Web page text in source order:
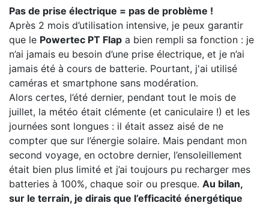
Pas de prise électrique = pas de problème !
Après 2 mois d’utilisation intensive, je peux garantir
que le Powertec PT Flap a bien rempli sa fonction : je
n’ai jamais eu besoin d’une prise électrique, et je n’ai
jamais été à cours de batterie. Pourtant, j'ai utilisé
caméras et smartphone sans modération.
Alors certes, l’été dernier, pendant tout le mois de
juillet, la météo était clémente (et caniculaire !) et les
journées sont longues : il était assez aisé de ne
compter que sur l’énergie solaire. Mais pendant mon
second voyage, en octobre dernier, l’ensoleillement
était bien plus limité et j’ai toujours pu recharger mes
batteries à 100%, chaque soir ou presque. Au bilan,
sur le terrain, je dirais que l’efficacité énergétique